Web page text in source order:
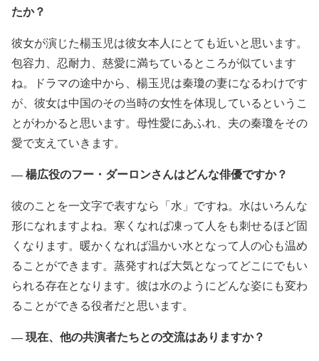
たか？
彼女が演じた楊玉児は彼女本人にとても近いと思います。
包容力、忍耐力、慈愛に満ちているところが似ています
ね。ドラマの途中から、楊玉児は秦瓊の妻になるわけです
が、彼女は中国のその当時の女性を体現しているというこ
とがわかると思います。母性愛にあふれ、夫の秦瓊をその
愛で支えていきます。
― 楊広役のフー・ダーロンさんはどんな俳優ですか？
彼のことを一文字で表すなら「水」ですね。水はいろんな
形になれますよね。寒くなれば凍って人をも刺せるほど固
くなります。暖かくなれば温かい水となって人の心も温め
ることができます。蒸発すれば大気となってどこにでもい
られる存在となります。彼は水のようにどんな姿にも変わ
ることができる役者だと思います。
― 現在、他の共演者たちとの交流はありますか？